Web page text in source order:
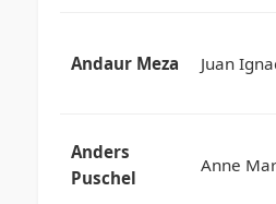
Andaur Meza Juan
Anders
Puschel
Anne